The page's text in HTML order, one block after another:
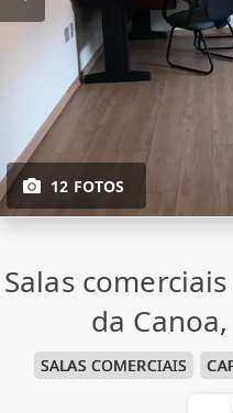
12 FOTOS
Salas
da
SALAS COMERCIAIS